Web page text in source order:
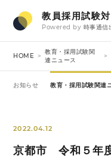
教員採用試験
Powered by 時事通信
HOME
教育・採用試験関
連ニュース
お知らせ 教育・採用試験関連
2022.04.12
京都市 令和５年